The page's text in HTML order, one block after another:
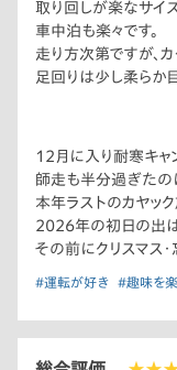
取り回しが楽なサイ
車中泊も楽々です。
走り方次第ですが、
足回りは少し柔らか目
12月に入り耐寒キャ
師走も半分過ぎたの
本年ラストのカヤッ
2026年の初日の出は
その前にクリスマス・
#運転が好き #趣味を楽